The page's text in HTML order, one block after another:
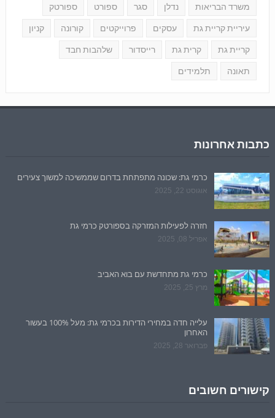
משרד הבריאות נדלן סגר ספורט ספורטק
עיריית קריית גת עסקים פרוייקטים קורונה קניון
קריית גת קרית גת רייסדור שלהבות חבד
תאונה תלמידים
כתבות אחרונות
כרמי גת: שכונה מתפתחת בדרום שממשיכה למשוך צעירים
אוגוסט 22, 2025
חזרה לפעילות המזרקה בספורטק כרמי גת
אפריל 08, 2025
כרמי גת מתחדשת עם בוא האביב
מרץ 25, 2025
עלייה חדה במחירי הדירות בכרמי גת: מעל 100% בעשור
האחרון
פברואר 28, 2025
קישורים חשובים